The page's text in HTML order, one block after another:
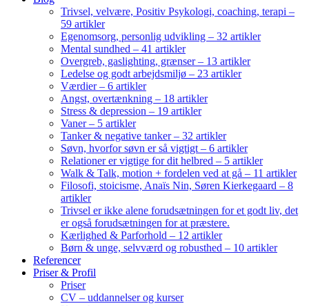
Trivsel, velvære, Positiv Psykologi, coaching, terapi –
59 artikler
Egenomsorg, personlig udvikling – 32 artikler
Mental sundhed – 41 artikler
Overgreb, gaslighting, grænser – 13 artikler
Ledelse og godt arbejdsmiljø – 23 artikler
Værdier – 6 artikler
Angst, overtænkning – 18 artikler
Stress & depression – 19 artikler
Vaner – 5 artikler
Tanker & negative tanker – 32 artikler
Søvn, hvorfor søvn er så vigtigt – 6 artikler
Relationer er vigtige for dit helbred – 5 artikler
Walk & Talk, motion + fordelen ved at gå – 11 artikler
Filosofi, stoicisme, Anaïs Nin, Søren Kierkegaard – 8
artikler
Trivsel er ikke alene forudsætningen for et godt liv, det
er også forudsætningen for at præstere.
Kærlighed & Parforhold – 12 artikler
Børn & unge, selvværd og robusthed – 10 artikler
Referencer
Priser & Profil
Priser
CV – uddannelser og kurser